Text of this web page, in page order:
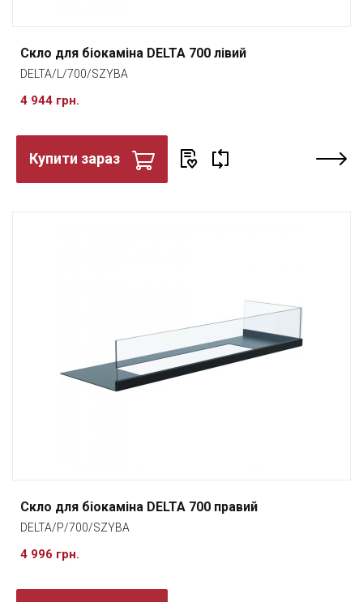
Скло для біокаміна DELTA 700 лівий
DELTA/L/700/SZYBA
4 944 грн.
Купити зараз
Скло для біокаміна DELTA 700 правий
DELTA/P/700/SZYBA
4 996 грн.